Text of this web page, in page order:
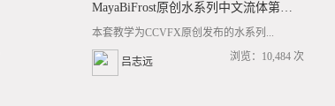
MayaBiFrost原创水系列中文流体第三套BF基础/高阶案例全流程教学
本套教学为CCVFX原创发布的水系列...
吕志远 浏览：10,484 次